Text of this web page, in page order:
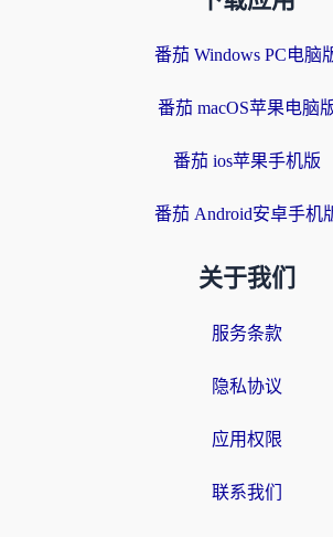
番茄 Windows PC电脑
番茄 macOS苹果电脑
番茄 ios苹果手机版
番茄 Android安卓手机
关于我们
服务条款
隐私协议
应用权限
联系我们